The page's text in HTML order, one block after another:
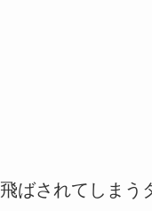
ばされてしまう